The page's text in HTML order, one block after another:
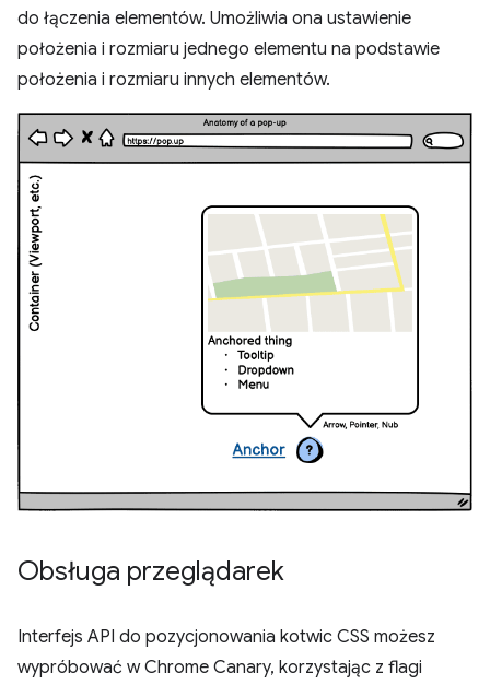
do łączenia elementów. Umożliwia ona ustawienie
położenia i rozmiaru jednego elementu na podstawie
położenia i rozmiaru innych elementów.
Obsługa przeglądarek
Interfejs API do pozycjonowania kotwic CSS możesz
wypróbować w Chrome Canary, korzystając z flagi